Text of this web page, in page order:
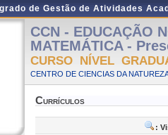
de Gestão de Atividades
CCN - EDUCAÇÃO
MATEMÁTICA -
CURSO NÍVEL
CENTRO DE CIENCIAS DA
Currículos
: